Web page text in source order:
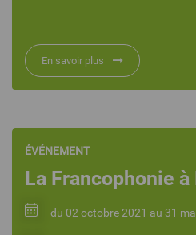
En savoir plus
ÉVÉNEMENT
La Francophonie à
du 02 octobre 2021 au 31